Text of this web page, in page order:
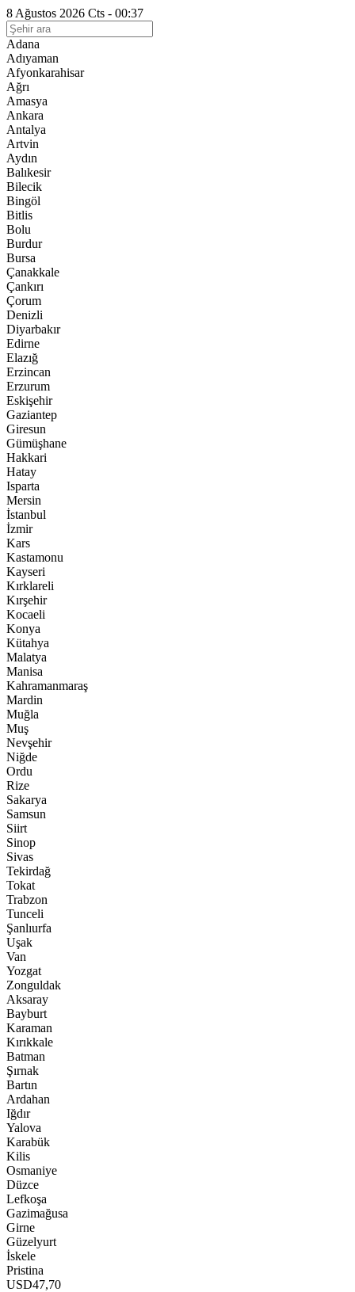
8 Ağustos 2026 Cts - 00:37
Adana
Adıyaman
Afyonkarahisar
Ağrı
Amasya
Ankara
Antalya
Artvin
Aydın
Balıkesir
Bilecik
Bingöl
Bitlis
Bolu
Burdur
Bursa
Çanakkale
Çankırı
Çorum
Denizli
Diyarbakır
Edirne
Elazığ
Erzincan
Erzurum
Eskişehir
Gaziantep
Giresun
Gümüşhane
Hakkari
Hatay
Isparta
Mersin
İstanbul
İzmir
Kars
Kastamonu
Kayseri
Kırklareli
Kırşehir
Kocaeli
Konya
Kütahya
Malatya
Manisa
Kahramanmaraş
Mardin
Muğla
Muş
Nevşehir
Niğde
Ordu
Rize
Sakarya
Samsun
Siirt
Sinop
Sivas
Tekirdağ
Tokat
Trabzon
Tunceli
Şanlıurfa
Uşak
Van
Yozgat
Zonguldak
Aksaray
Bayburt
Karaman
Kırıkkale
Batman
Şırnak
Bartın
Ardahan
Iğdır
Yalova
Karabük
Kilis
Osmaniye
Düzce
Lefkoşa
Gazimağusa
Girne
Güzelyurt
İskele
Pristina
USD47,70